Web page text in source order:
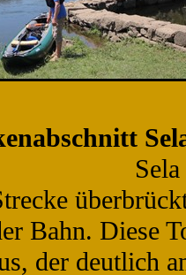
Bahn. Diese
der deutlich